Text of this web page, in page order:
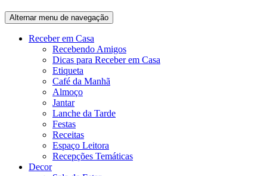
Alternar menu de navegação
Recebendo Amigos
Dicas para Receber em Casa
Etiqueta
Café da Manhã
Almoço
Jantar
Lanche da Tarde
Festas
Receitas
Espaço Leitora
Recepções Temáticas
Decor